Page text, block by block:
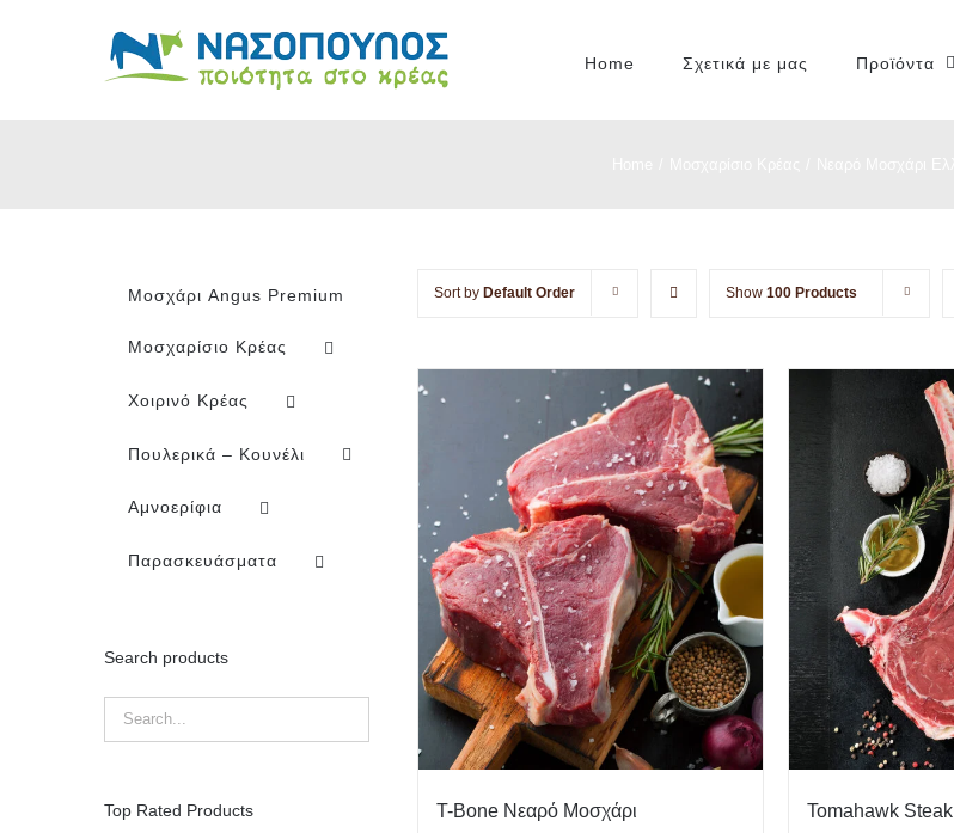
Home Σχετικά με μας Προϊόντα
Sort by Default Order Show100 Products
T-Bone Νεαρό Μοσχάρι Tomahawk Steak
Μοσχάρι Angus Premium
Μοσχαρίσιο Κρέας
Χοιρινό Κρέας
Πουλερικά – Κουνέλι
Αμνοερίφια
Παρασκευάσματα
Search products
Top Rated Products